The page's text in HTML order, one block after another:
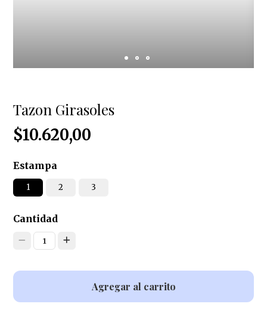
Tazon Girasoles
$10.620,00
Estampa
1 2 3
Cantidad
1
Agregar al carrito